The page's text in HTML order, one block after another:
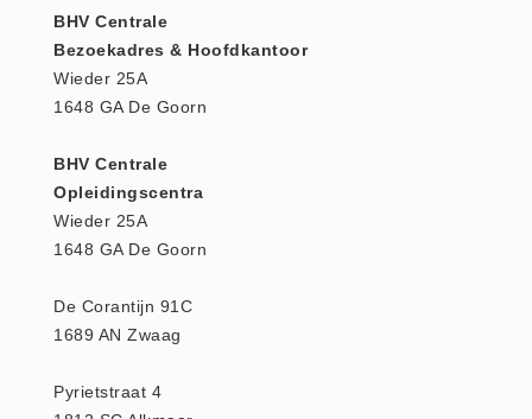
Spieren en gewrichten (0)
Teken - Beten sets (5)
Eerste Hulp Paneel (0)
Evacuatie
Noodverlichting (1)
Stoelen (5)
BHV Centrale
Bezoekadres & Hoofdkantoor
Wieder 25A
1648 GA De Goorn
BHV Centrale
Opleidingscentra
Wieder 25A
1648 GA De Goorn
De Corantijn 91C
1689 AN Zwaag
Pyrietstraat 4